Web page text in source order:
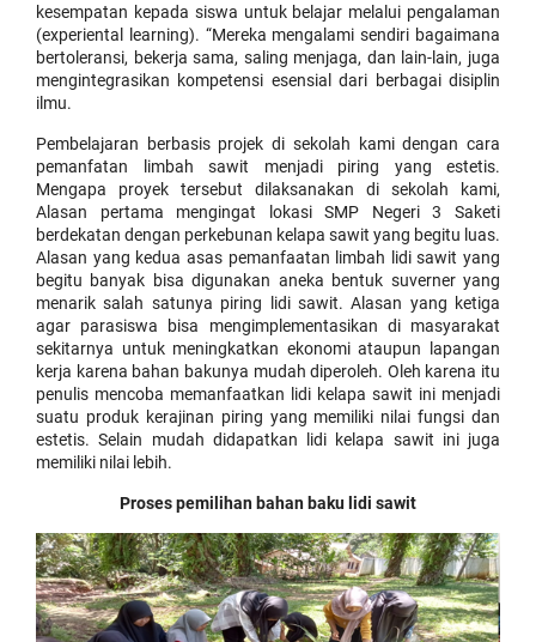
kesempatan kepada siswa untuk belajar melalui pengalaman
(experiental learning). “Mereka mengalami sendiri bagaimana
bertoleransi, bekerja sama, saling menjaga, dan lain-lain, juga
mengintegrasikan kompetensi esensial dari berbagai disiplin
ilmu.
Pembelajaran berbasis projek di sekolah kami dengan cara
pemanfatan limbah sawit menjadi piring yang estetis.
Mengapa proyek tersebut dilaksanakan di sekolah kami,
Alasan pertama mengingat lokasi SMP Negeri 3 Saketi
berdekatan dengan perkebunan kelapa sawit yang begitu luas.
Alasan yang kedua asas pemanfaatan limbah lidi sawit yang
begitu banyak bisa digunakan aneka bentuk suverner yang
menarik salah satunya piring lidi sawit. Alasan yang ketiga
agar parasiswa bisa mengimplementasikan di masyarakat
sekitarnya untuk meningkatkan ekonomi ataupun lapangan
kerja karena bahan bakunya mudah diperoleh. Oleh karena itu
penulis mencoba memanfaatkan lidi kelapa sawit ini menjadi
suatu produk kerajinan piring yang memiliki nilai fungsi dan
estetis. Selain mudah didapatkan lidi kelapa sawit ini juga
memiliki nilai lebih.
Proses pemilihan bahan baku lidi sawit